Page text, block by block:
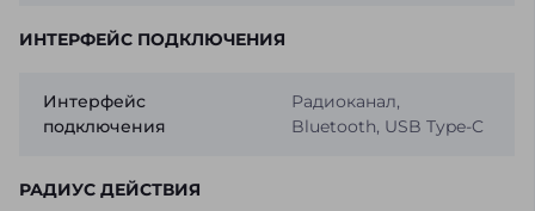
ИНТЕРФЕЙС ПОДКЛЮЧЕНИЯ
Интерфейс
подключения
Радиоканал,
Bluetooth, USB Type-C
РАДИУС ДЕЙСТВИЯ